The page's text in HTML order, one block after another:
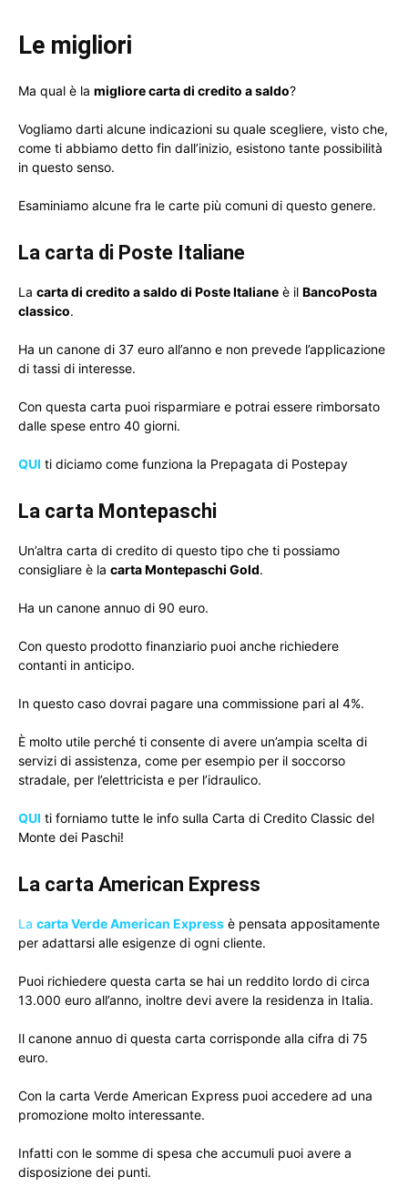
Le migliori
Ma qual è la migliore carta di credito a saldo?
Vogliamo darti alcune indicazioni su quale scegliere, visto che,
come ti abbiamo detto fin dall’inizio, esistono tante possibilità
in questo senso.
Esaminiamo alcune fra le carte più comuni di questo genere.
La carta di Poste Italiane
La carta di credito a saldo di Poste Italiane è il BancoPosta
classico.
Ha un canone di 37 euro all’anno e non prevede l’applicazione
di tassi di interesse.
Con questa carta puoi risparmiare e potrai essere rimborsato
dalle spese entro 40 giorni.
QUI ti diciamo come funziona la Prepagata di Postepay
La carta Montepaschi
Un’altra carta di credito di questo tipo che ti possiamo
consigliare è la carta Montepaschi Gold.
Ha un canone annuo di 90 euro.
Con questo prodotto finanziario puoi anche richiedere
contanti in anticipo.
In questo caso dovrai pagare una commissione pari al 4%.
È molto utile perché ti consente di avere un’ampia scelta di
servizi di assistenza, come per esempio per il soccorso
stradale, per l’elettricista e per l’idraulico.
QUI ti forniamo tutte le info sulla Carta di Credito Classic del
Monte dei Paschi!
La carta American Express
La carta Verde American Express è pensata appositamente
per adattarsi alle esigenze di ogni cliente.
Puoi richiedere questa carta se hai un reddito lordo di circa
13.000 euro all’anno, inoltre devi avere la residenza in Italia.
Il canone annuo di questa carta corrisponde alla cifra di 75
euro.
Con la carta Verde American Express puoi accedere ad una
promozione molto interessante.
Infatti con le somme di spesa che accumuli puoi avere a
disposizione dei punti.